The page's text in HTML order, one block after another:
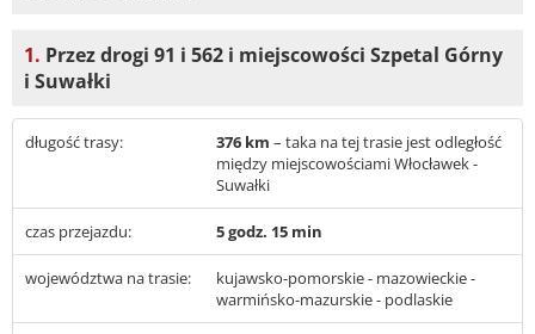
1. Przez drogi 91 i 562 i miejscowości Szpetal Górny
i Suwałki
długość trasy: 376 km – taka na tej trasie jest odległość
między miejscowościami Włocławek -
Suwałki
czas przejazdu: 5 godz. 15 min
województwa na trasie:
kujawsko-pomorskie - mazowieckie -
warmińsko-mazurskie - podlaskie